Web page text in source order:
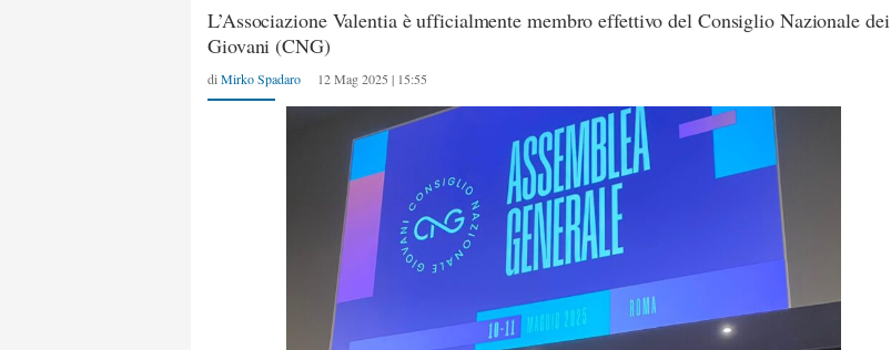
L’Associazione Valentia è ufficialmente membro effettivo del Consiglio Nazionale dei
Giovani (CNG)
di Mirko Spadaro 12 Mag 2025 | 15:55